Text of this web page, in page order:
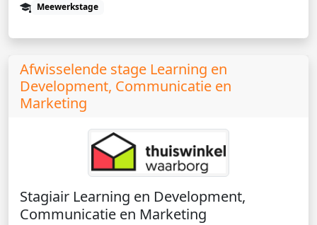
Meewerkstage
Afwisselende stage Learning en
Development, Communicatie en
Marketing
Stagiair Learning en Development,
Communicatie en Marketing